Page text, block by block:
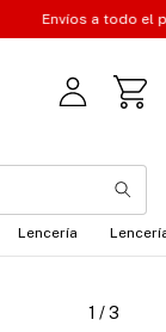
Envíos a todo el
Lencería
1 /3